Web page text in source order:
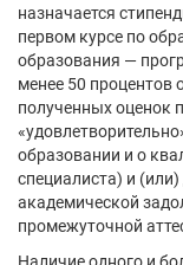
назначается
первом курсе по
образования —
менее 50 процентов
полученных оценок
образовании и о
специалиста) и
академической
промежуточной